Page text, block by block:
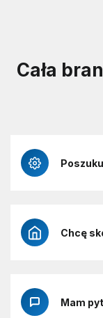
Cała
Chcę
Mam